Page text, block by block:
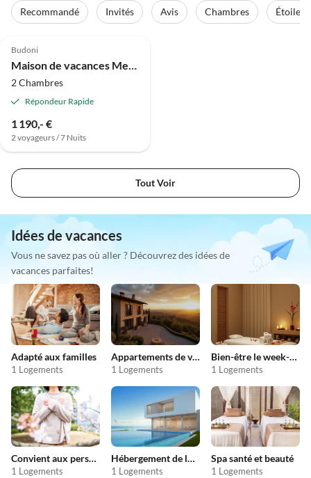
Recommandé Invités Avis Chambres Étoiles
Budoni
Maison de vacances Mer d'Agrustos
2 Chambres
Répondeur Rapide
1 190,- €
2 voyageurs / 7 Nuits
Tout Voir
Idées de vacances
Vous ne savez pas où aller ? Découvrez des idées de
vacances parfaites!
Adapté aux familles
1 Logements
Appartements de vacances pas chers
1 Logements
Bien-être le week-end
1 Logements
Convient aux personnes allergiques
1 Logements
Hébergement de luxe
1 Logements
Spa santé et beauté
1 Logements